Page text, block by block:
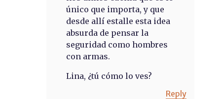
único que importa, y que
desde allí estalle esta idea
absurda de pensar la
seguridad como hombres
con armas.
Lina, ¿tú cómo lo ves?
Reply